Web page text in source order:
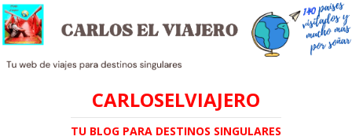
CARLOSELVIAJERO
TU BLOG PARA DESTINOS SINGULARES